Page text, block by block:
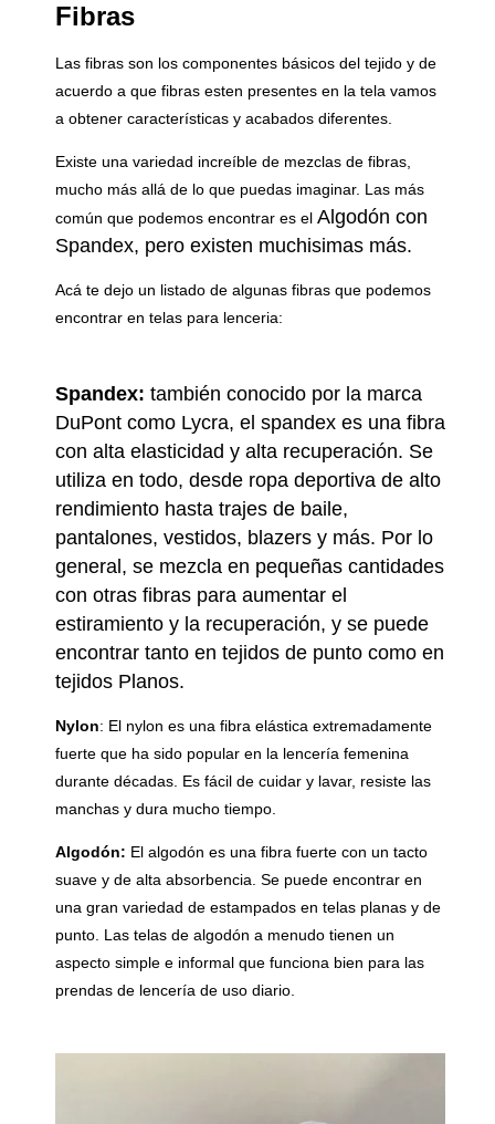
Fibras
Las fibras son los componentes básicos del tejido y de
acuerdo a que fibras esten presentes en la tela vamos
a obtener características y acabados diferentes.
Existe una variedad increíble de mezclas de fibras,
mucho más allá de lo que puedas imaginar. Las más
común que podemos encontrar es el Algodón con
Spandex, pero existen muchisimas más.
Acá te dejo un listado de algunas fibras que podemos
encontrar en telas para lenceria:
Spandex: también conocido por la marca
DuPont como Lycra, el spandex es una fibra
con alta elasticidad y alta recuperación. Se
utiliza en todo, desde ropa deportiva de alto
rendimiento hasta trajes de baile,
pantalones, vestidos, blazers y más. Por lo
general, se mezcla en pequeñas cantidades
con otras fibras para aumentar el
estiramiento y la recuperación, y se puede
encontrar tanto en tejidos de punto como en
tejidos Planos.
Nylon: El nylon es una fibra elástica extremadamente
fuerte que ha sido popular en la lencería femenina
durante décadas. Es fácil de cuidar y lavar, resiste las
manchas y dura mucho tiempo.
Algodón: El algodón es una fibra fuerte con un tacto
suave y de alta absorbencia. Se puede encontrar en
una gran variedad de estampados en telas planas y de
punto. Las telas de algodón a menudo tienen un
aspecto simple e informal que funciona bien para las
prendas de lencería de uso diario.